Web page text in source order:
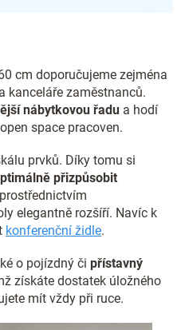
cm doporučujeme zejména
kanceláře zaměstnanců.
nábytkovou řadu a hodí
space pracoven.
prvků. Díky tomu si
přizpůsobit
elegantně rozšíří. Navíc k
konferenční židle.
o pojízdný či přístavný
získáte dostatek úložného
mít vždy při ruce.